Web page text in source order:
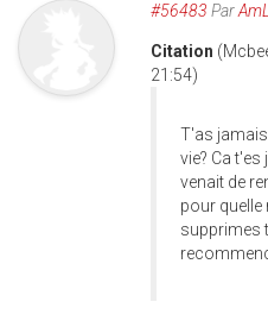
#56483 ParAmL
Citation
21:54)
T'as
vie? Ca
venait de
pour quelle
supprimes